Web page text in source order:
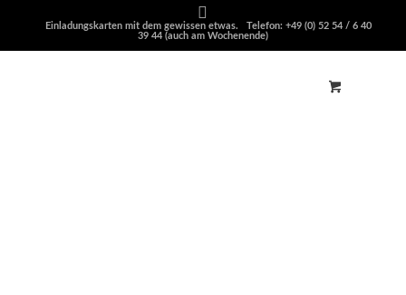
Einladungskarten mit dem gewissen etwas. Telefon: +49 (0) 52 54 / 6 40
39 44 (auch am Wochenende)